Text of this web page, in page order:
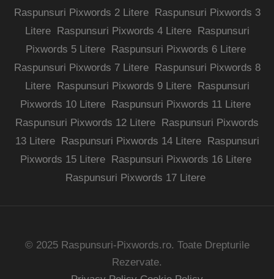
Raspunsuri Pixwords 2 Litere
Raspunsuri Pixwords 3
Litere
Raspunsuri Pixwords 4 Litere
Raspunsuri
Pixwords 5 Litere
Raspunsuri Pixwords 6 Litere
Raspunsuri Pixwords 7 Litere
Raspunsuri Pixwords 8
Litere
Raspunsuri Pixwords 9 Litere
Raspunsuri
Pixwords 10 Litere
Raspunsuri Pixwords 11 Litere
Raspunsuri Pixwords 12 Litere
Raspunsuri Pixwords
13 Litere
Raspunsuri Pixwords 14 Litere
Raspunsuri
Pixwords 15 Litere
Raspunsuri Pixwords 16 Litere
Raspunsuri Pixwords 17 Litere
© 2025 Raspunsuri-Pixwords.ro. Toate Drepturile
Rezervate.